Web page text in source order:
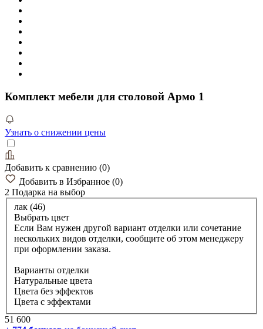
Комплект мебели для столовой Армо 1
Узнать о снижении цены
Добавить к сравнению (0)
Добавить в Избранное (0)
2 Подарка на выбор
лак (46)
Выбрать цвет
Если Вам нужен другой вариант отделки или сочетание
нескольких видов отделки, сообщите об этом менеджеру
при оформлении заказа.
Варианты отделки
Натуральные цвета
Цвета без эффектов
Цвета с эффектами
51 600